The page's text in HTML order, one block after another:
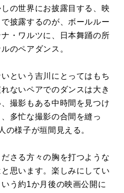
の世界にお披露目する、映
披露するのが、ボールルー
・ワルツに、日本舞踊の所
のペアダンス。
という吉川にとってはもち
ないペアでのダンスは大き
撮影もある中時間を見つけ
多忙な撮影の合間を縫っ
の様子が垣間見える。
さる方々の胸を打つような
思います。楽しみにしてい
う約1か月後の映画公開に